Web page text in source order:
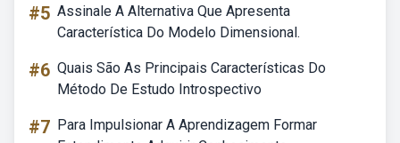
#5 Assinale A Alternativa Que Apresenta
Característica Do Modelo Dimensional.
#6 Quais São As Principais Características Do
Método De Estudo Introspectivo
#7 Para Impulsionar A Aprendizagem Formar